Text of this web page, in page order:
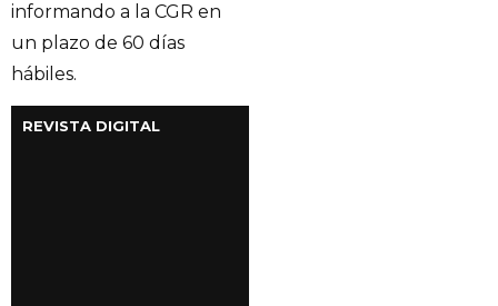
informando a la CGR en
un plazo de 60 días
hábiles.
REVISTA DIGITAL